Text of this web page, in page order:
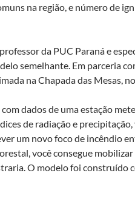
na região, e número de
da PUC Paraná e
semelhante. Em parceria
na Chapada das Mesas,
dados de uma estação
de radiação e
um novo foco de incêndio
você consegue
O modelo foi construído